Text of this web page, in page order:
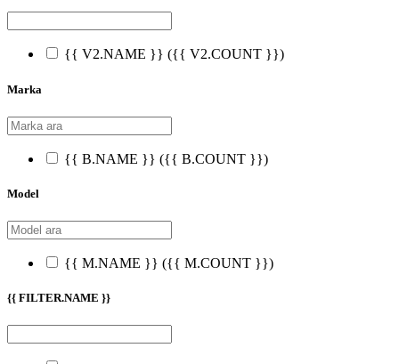
{{ V2.NAME }} ({{ V2.COUNT }})
Marka
{{ B.NAME }} ({{ B.COUNT }})
Model
{{ M.NAME }} ({{ M.COUNT }})
{{ FILTER.NAME }}